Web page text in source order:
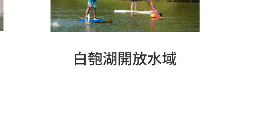
白匏湖開放水域